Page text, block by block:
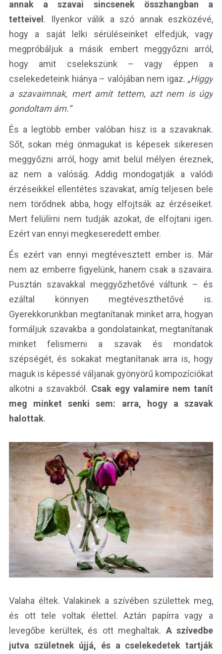
annak a szavai sincsenek összhangban a
tetteivel . Ilyenkor válik a szó annak eszközévé,
hogy a saját lelki sérüléseinket elfedjük, vagy
megpróbáljuk a másik embert meggyőzni arról,
hogy amit cselekszünk – vagy éppen a
cselekedeteink hiánya – valójában nem igaz. „Higgy
a szavaimnak, mert amit tettem, azt nem is úgy
gondoltam ám.”
És a legtöbb ember valóban hisz is a szavaknak.
Sőt, sokan még önmagukat is képesek sikeresen
meggyőzni arról, hogy amit belül mélyen éreznek,
az nem a valóság. Addig mondogatják a valódi
érzéseikkel ellentétes szavakat, amíg teljesen bele
nem törődnek abba, hogy elfojtsák az érzéseiket.
Mert felülírni nem tudják azokat, de elfojtani igen.
Ezért van ennyi megkeseredett ember.
És ezért van ennyi megtévesztett ember is. Már
nem az emberre figyelünk, hanem csak a szavaira.
Pusztán szavakkal meggyőzhetővé váltunk – és
ezáltal könnyen megtéveszthetővé is.
Gyerekkorunkban megtanítanak minket arra, hogyan
formáljuk szavakba a gondolatainkat, megtanítanak
minket felismerni a szavak és mondatok
szépségét, és sokakat megtanítanak arra is, hogy
maguk is képessé váljanak gyönyörű kompozíciókat
alkotni a szavakból. Csak egy valamire nem tanít
meg minket senki sem: arra, hogy a szavak
halottak.
Valaha éltek. Valakinek a szívében születtek meg,
és ott tele voltak élettel. Aztán papírra vagy a
levegőbe kerültek, és ott meghaltak. A szívedbe
jutva születnek újjá, és a cselekedetek tartják